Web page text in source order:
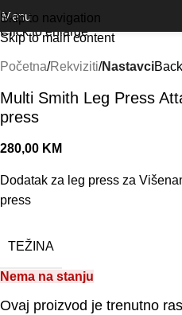
Skip to navigation
Skip to main content
Outlet
Menu
Click to enlarge
Početna Rekviziti Nastavci
Multi Smith Leg Press
press
280,00 KM
Dodatak za leg press za
press
TEŽINA
Nema na stanju
Ovaj proizvod je trenutno